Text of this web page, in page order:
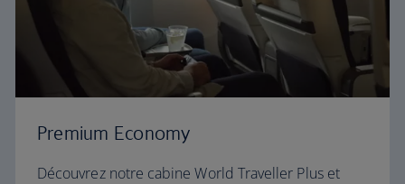
Premium Economy
Découvrez notre cabine World Traveller Plus et